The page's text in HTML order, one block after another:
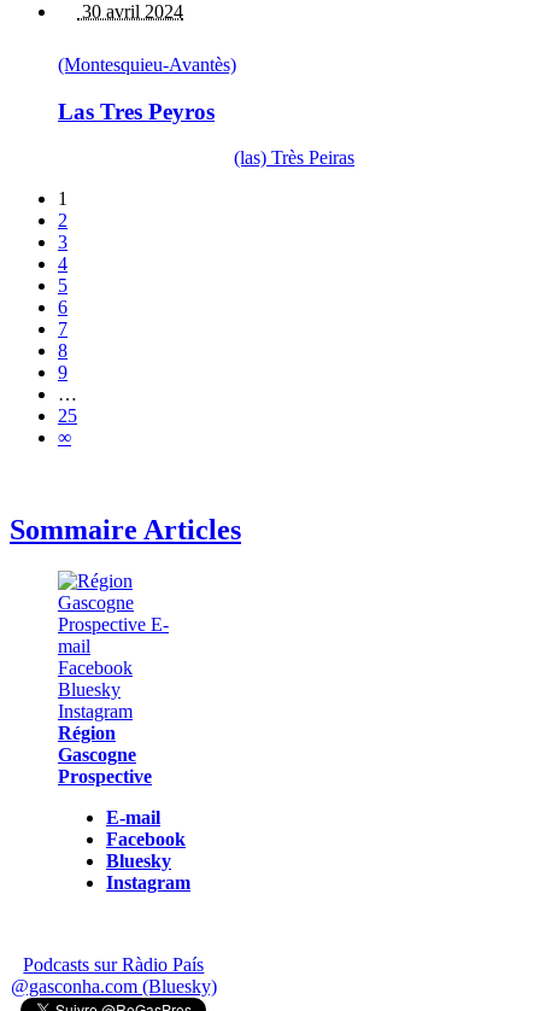
30 avril 2024
(Montesquieu-Avantès)
Las Tres Peyros
(las) Très Peiras
1
2
3
4
5
6
7
8
9
…
25
∞
Sommaire Articles
Région
Gascogne
Prospective
E-mail
Facebook
Bluesky
Instagram
Podcasts sur Ràdio País
@gasconha.com (Bluesky)